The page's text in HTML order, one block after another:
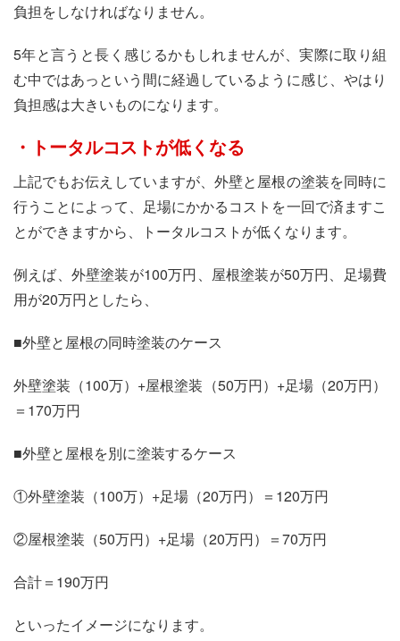
負担をしなければなりません。
5年と言うと長く感じるかもしれませんが、実際に取り組
む中ではあっという間に経過しているように感じ、やはり
負担感は大きいものになります。
・トータルコストが低くなる
上記でもお伝えしていますが、外壁と屋根の塗装を同時に
行うことによって、足場にかかるコストを一回で済ますこ
とができますから、トータルコストが低くなります。
例えば、外壁塗装が100万円、屋根塗装が50万円、足場費
用が20万円としたら、
■外壁と屋根の同時塗装のケース
外壁塗装（100万）+屋根塗装（50万円）+足場（20万円）
＝170万円
■外壁と屋根を別に塗装するケース
①外壁塗装（100万）+足場（20万円）＝120万円
②屋根塗装（50万円）+足場（20万円）＝70万円
合計＝190万円
といったイメージになります。